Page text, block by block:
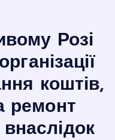
Розі
коштів,
ремонт